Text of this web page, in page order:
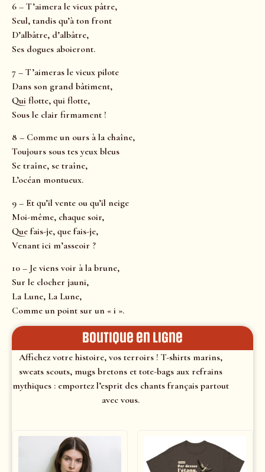
6 – T’aimera le vieux pâtre,
Seul, tandis qu’à ton front
D’albâtre, d’albâtre,
Ses dogues aboieront.
7 – T’aimeras le vieux pilote
Dans son grand bâtiment,
Qui flotte, qui flotte,
Sous le clair firmament !
8 – Comme un ours à la chaîne,
Toujours sous tes yeux bleus
Se traîne, se traîne,
L’océan montueux.
9 – Et qu’il vente ou qu’il neige
Moi-même, chaque soir,
Que fais-je, que fais-je,
Venant ici m’asseoir ?
10 – Je viens voir à la brune,
Sur le clocher jauni,
La Lune, La Lune,
Comme un point sur un « i ».
Boutique en ligne
Affichez votre histoire, vos terroirs ! T-shirts marins,
sweats scouts, mugs bretons et tote-bags aux refrains
mythiques : emportez l’esprit des chants français partout
avec vous.